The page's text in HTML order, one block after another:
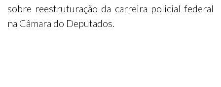
sobre reestruturação da carreira policial federal
na Câmara do Deputados.